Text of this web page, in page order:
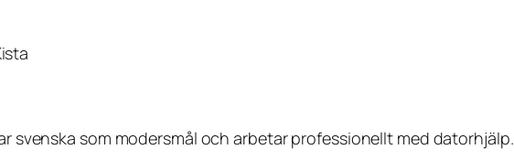
svenska som modersmål och arbetar professionellt med datorhjälp.